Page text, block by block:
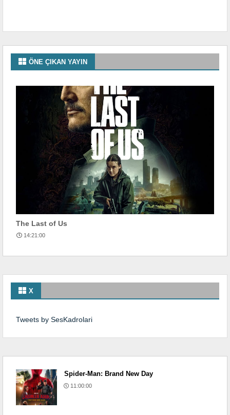
ÖNE ÇIKAN YAYIN
The Last of Us
14:21:00
X
Tweets by SesKadrolari
Spider-Man: Brand New Day
11:00:00